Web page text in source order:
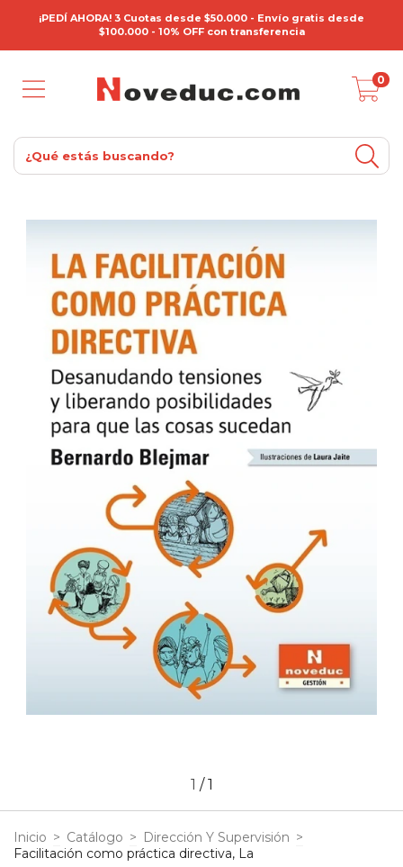
¡PEDÍ AHORA! 3 Cuotas desde $50.000 - Envío gratis desde
$100.000 - 10% OFF con transferencia
0
1 /1
Inicio > Catálogo > Dirección Y Supervisión >
Facilitación como práctica directiva, La